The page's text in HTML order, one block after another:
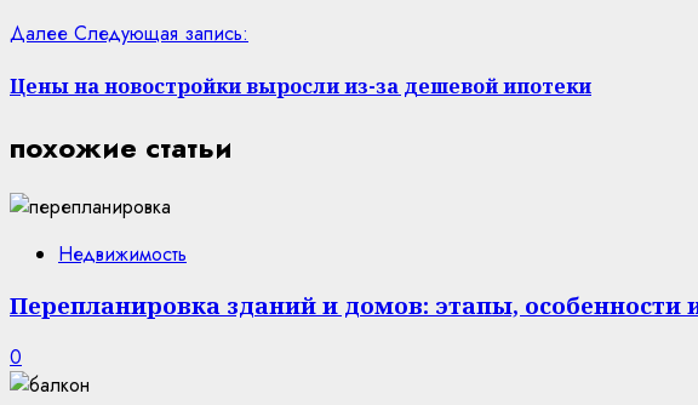
Далее Следующая запись:
Цены на новостройки выросли из-за дешевой ипотеки
похожие статьи
Недвижимость
Перепланировка зданий и домов: этапы,
0